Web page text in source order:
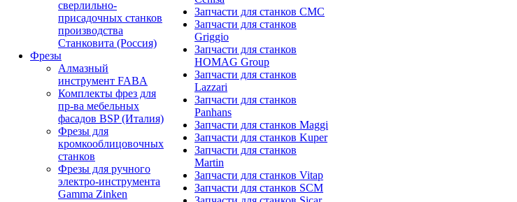
сверлильно-
присадочных станков
производства
Станковита (Россия)
Фрезы
Алмазный
инструмент FABA
Комплекты фрез для
пр-ва мебельных
фасадов BSP (Италия)
Фрезы для
кромкооблицовочных
станков
Фрезы для ручного
электро-инструмента
Gamma Zinken
Запчасти для станков CMC
Запчасти для станков
Griggio
Запчасти для станков
HOMAG Group
Запчасти для станков
Lazzari
Запчасти для станков
Panhans
Запчасти для станков Maggi
Запчасти для станков Kuper
Запчасти для станков
Martin
Запчасти для станков Vitap
Запчасти для станков SCM